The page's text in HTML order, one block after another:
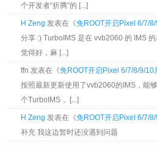
个开发者“折腾”的 [...]
H Zeng 发表在《免ROOT开启Pixel 6/7/
分享 :) TurboIMS 是在 vvb2060 的 IMS
觉得好，麻 [...]
ffn 发表在《免ROOT开启Pixel 6/7/8/9/10
按照最新更新使用了vvb2060的IMS，能
个TurboIMS， [...]
H Zeng 发表在《免ROOT开启Pixel 6/7/
补充 我这边暂时还没遇到问题